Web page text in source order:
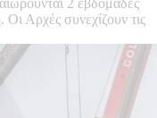
2 εβδομάδες
Αρχές συνεχίζουν τις